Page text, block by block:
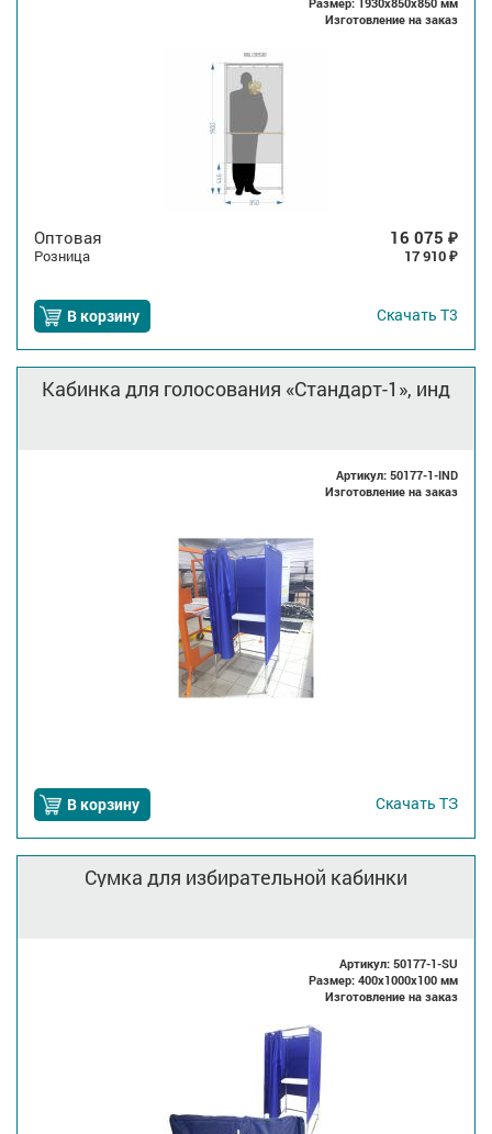
Изготовление на заказ
Оптовая 16 075 ₽
Розница 17 910 ₽
В корзину Скачать Т3
Кабинка для голосования «Стандарт-1», инд
Артикул: 50177-1-IND
Изготовление на заказ
В корзину Скачать ТЗ
Сумка для избирательной кабинки
Артикул: 50177-1-SU
Размер: 400x1000x100 мм
Изготовление на заказ